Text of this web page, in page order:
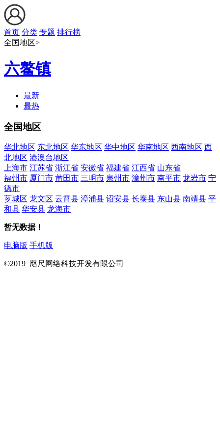
首页 分类 专题 排行榜
全国地区>
六鳌镇
最新
最热
全国地区
华北地区 东北地区 华东地区 华中地区 华南地区 西南地区 西
北地区 港澳台地区
上海市 江苏省 浙江省 安徽省 福建省 江西省 山东省
福州市 厦门市 莆田市 三明市 泉州市 漳州市 南平市 龙岩市 宁
德市
芗城区 龙文区 云霄县 漳浦县 诏安县 长泰县 东山县 南靖县 平
和县 华安县 龙海市
暂无数据！
电脑版 手机版
©2019 咫尺网络科技开发有限公司